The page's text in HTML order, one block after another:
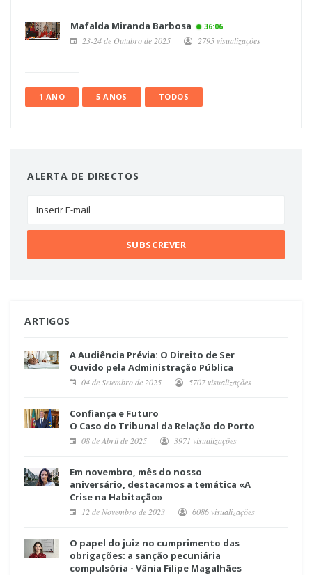
Mafalda Miranda Barbosa 36:06
23-24 de Outubro de 2025 2795 visualizações
1 ANO 5 ANOS TODOS
ALERTA DE DIRECTOS
ARTIGOS
A Audiência Prévia: O Direito de Ser
Ouvido pela Administração Pública
04 de Setembro de 2025 5707 visualizações
Confiança e Futuro
O Caso do Tribunal da Relação do Porto
08 de Abril de 2025 3971 visualizações
Em novembro, mês do nosso
aniversário, destacamos a temática «A
Crise na Habitação»
12 de Novembro de 2023 6086 visualizações
O papel do juiz no cumprimento das
obrigações: a sanção pecuniária
compulsória - Vânia Filipe Magalhães